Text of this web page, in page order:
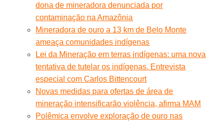
dona de mineradora denunciada por
contaminação na Amazônia
Mineradora de ouro a 13 km de Belo Monte
ameaça comunidades indígenas
Lei da Mineração em terras indígenas: uma nova
tentativa de tutelar os indígenas. Entrevista
especial com Carlos Bittencourt
Novas medidas para ofertas de área de
mineração intensificarão violência, afirma MAM
Polêmica envolve exploração de ouro nas